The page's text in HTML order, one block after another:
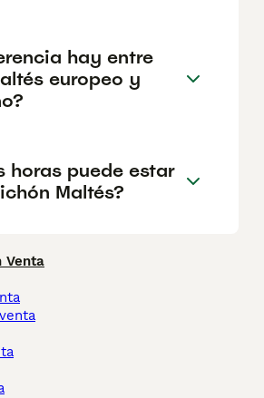
hay entre
europeo y
horas puede estar
Maltés?
Venta